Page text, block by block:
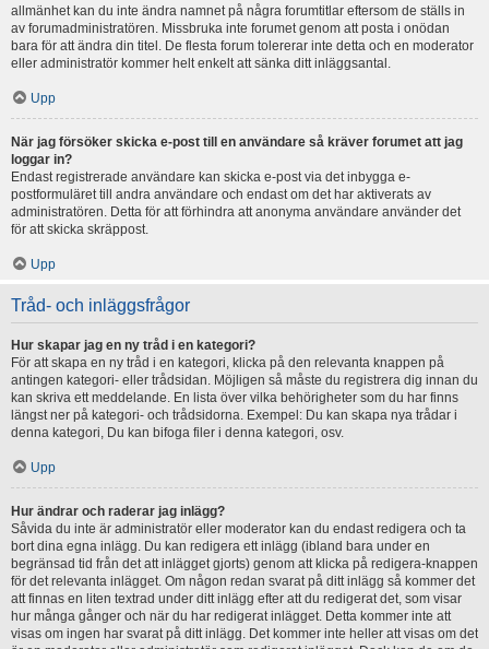
allmänhet kan du inte ändra namnet på några forumtitlar eftersom de ställs in
av forumadministratören. Missbruka inte forumet genom att posta i onödan
bara för att ändra din titel. De flesta forum tolererar inte detta och en moderator
eller administratör kommer helt enkelt att sänka ditt inläggsantal.
Upp
När jag försöker skicka e-post till en användare så kräver forumet att jag
loggar in?
Endast registrerade användare kan skicka e-post via det inbygga e-
postformuläret till andra användare och endast om det har aktiverats av
administratören. Detta för att förhindra att anonyma användare använder det
för att skicka skräppost.
Upp
Tråd- och inläggsfrågor
Hur skapar jag en ny tråd i en kategori?
För att skapa en ny tråd i en kategori, klicka på den relevanta knappen på
antingen kategori- eller trådsidan. Möjligen så måste du registrera dig innan du
kan skriva ett meddelande. En lista över vilka behörigheter som du har finns
längst ner på kategori- och trådsidorna. Exempel: Du kan skapa nya trådar i
denna kategori, Du kan bifoga filer i denna kategori, osv.
Upp
Hur ändrar och raderar jag inlägg?
Såvida du inte är administratör eller moderator kan du endast redigera och ta
bort dina egna inlägg. Du kan redigera ett inlägg (ibland bara under en
begränsad tid från det att inlägget gjorts) genom att klicka på redigera-knappen
för det relevanta inlägget. Om någon redan svarat på ditt inlägg så kommer det
att finnas en liten textrad under ditt inlägg efter att du redigerat det, som visar
hur många gånger och när du har redigerat inlägget. Detta kommer inte att
visas om ingen har svarat på ditt inlägg. Det kommer inte heller att visas om det